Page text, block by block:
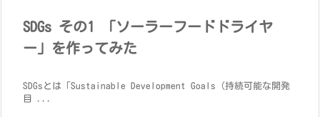
SDGs その1 「ソーラーフードドライヤ
ー」を作ってみた
SDGsとは「Sustainable Development Goals（持続可能な開発
目 ...